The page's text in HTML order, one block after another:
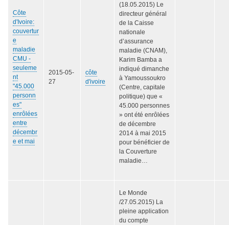
Côte
d'Ivoire:
couvertur
e
maladie
CMU -
seuleme
nt
"45.000
personn
es"
enrôlées
entre
décembr
e et mai
2015-05-
27
côte
d'ivoire
(18.05.2015) Le
directeur général
de la Caisse
nationale
d’assurance
maladie (CNAM),
Karim Bamba a
indiqué dimanche
à Yamoussoukro
(Centre, capitale
politique) que «
45.000 personnes
» ont été enrôlées
de décembre
2014 à mai 2015
pour bénéficier de
la Couverture
maladie…
Le Monde
/27.05.2015) La
pleine application
du compte